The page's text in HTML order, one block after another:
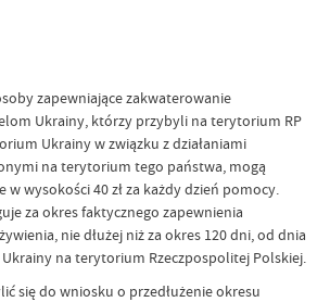
zapewniające zakwaterowanie
Ukrainy, którzy przybyli na terytorium RP
Ukrainy w związku z działaniami
na terytorium tego państwa, mogą
w wysokości 40 zł za każdy dzień pomocy.
za okres faktycznego zapewnienia
nie dłużej niż za okres 120 dni, od dnia
na terytorium Rzeczpospolitej Polskiej.
się do wniosku o przedłużenie okresu